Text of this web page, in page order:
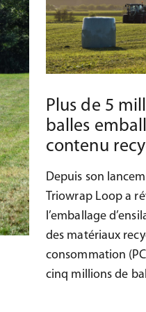
Plus de 5
balles
contenu
Depuis son
Triowrap Loop a
l’emballage
des matériaux
consommation
cinq millions de